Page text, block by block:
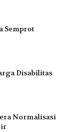
Semprot
Disabilitas
Normalisasi